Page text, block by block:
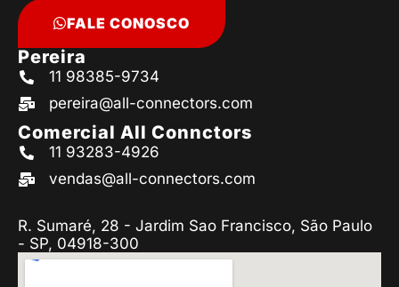
FALE CONOSCO
Pereira
11 98385-9734
pereira@all-connectors.com
Comercial All Connctors
11 93283-4926
vendas@all-connectors.com
R. Sumaré, 28 - Jardim Sao Francisco, São Paulo
- SP, 04918-300